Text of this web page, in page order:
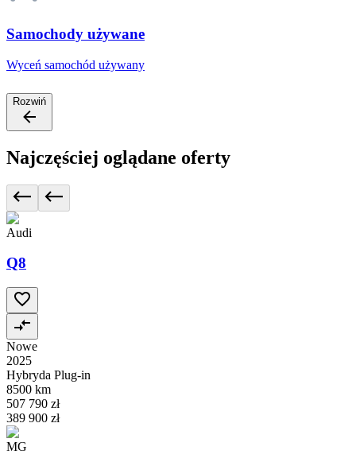
Samochody używane
Wyceń samochód używany
Rozwiń
Najczęściej oglądane oferty
Audi
Q8
Nowe
2025
Hybryda Plug-in
8500 km
507 790 zł
389 900 zł
MG